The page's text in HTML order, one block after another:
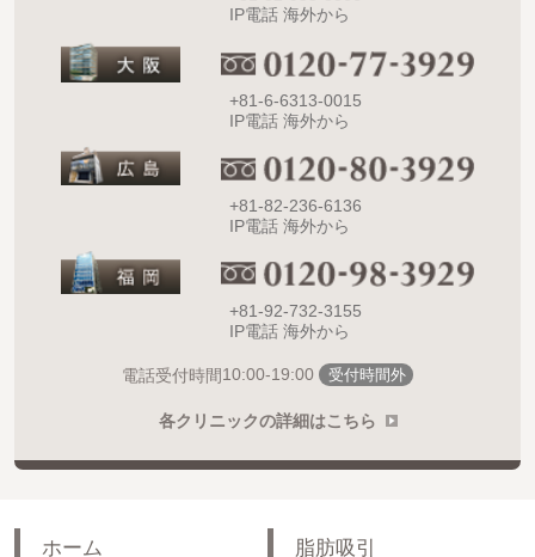
IP電話 海外から
+81-6-6313-0015
IP電話 海外から
+81-82-236-6136
IP電話 海外から
+81-92-732-3155
IP電話 海外から
電話受付時間10:00-19:00 受付時間外
各クリニックの詳細はこちら
ホーム 脂肪吸引